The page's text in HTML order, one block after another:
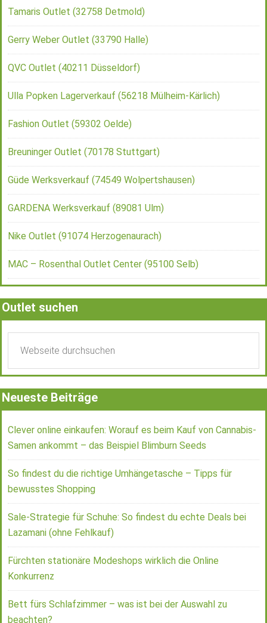
Tamaris Outlet (32758 Detmold)
Gerry Weber Outlet (33790 Halle)
QVC Outlet (40211 Düsseldorf)
Ulla Popken Lagerverkauf (56218 Mülheim-Kärlich)
Fashion Outlet (59302 Oelde)
Breuninger Outlet (70178 Stuttgart)
Güde Werksverkauf (74549 Wolpertshausen)
GARDENA Werksverkauf (89081 Ulm)
Nike Outlet (91074 Herzogenaurach)
MAC – Rosenthal Outlet Center (95100 Selb)
Outlet suchen
Neueste Beiträge
Clever online einkaufen: Worauf es beim Kauf von Cannabis-
Samen ankommt – das Beispiel Blimburn Seeds
So findest du die richtige Umhängetasche – Tipps für
bewusstes Shopping
Sale-Strategie für Schuhe: So findest du echte Deals bei
Lazamani (ohne Fehlkauf)
Fürchten stationäre Modeshops wirklich die Online
Konkurrenz
Bett fürs Schlafzimmer – was ist bei der Auswahl zu
beachten?